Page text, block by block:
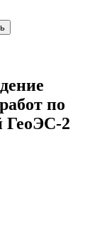
по
ГеоЭС-2